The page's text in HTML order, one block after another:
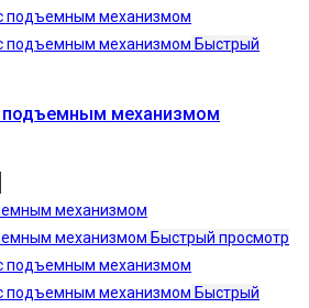
Быстрый
подъемным механизмом
Быстрый просмотр
Быстрый